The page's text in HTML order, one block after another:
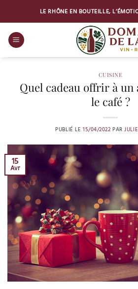
contenu
LE RHÔNE EN BOUTEILLE,
CUISINE
Quel cadeau offrir à
le café ?
PUBLIÉ LE 15/04/2022 PAR
15
Avr